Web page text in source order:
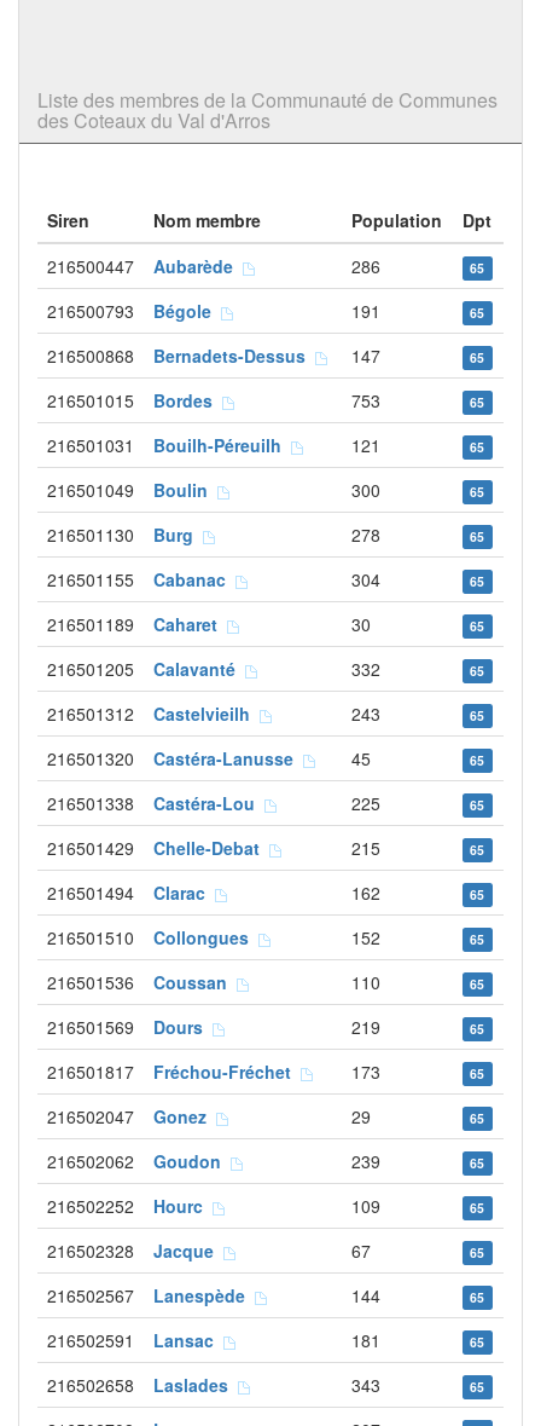
Liste des membres de la Communauté de Communes
des Coteaux du Val d'Arros
Siren Nom membre Population
Dpt
216500447
Aubarède 286 65
216500793 Bégole 191 65
216500868 Bernadets-Dessus 147 65
216501015 Bordes 753 65
216501031 Bouilh-Péreuilh 121 65
216501049 Boulin 300 65
216501130 Burg 278 65
216501155 Cabanac 304 65
216501189 Caharet 30 65
216501205 Calavanté 332 65
216501312 Castelvieilh 243 65
216501320 Castéra-Lanusse 45 65
216501338 Castéra-Lou 225 65
216501429 Chelle-Debat 215 65
216501494 Clarac 162 65
216501510 Collongues 152 65
216501536 Coussan 110 65
216501569 Dours 219 65
216501817 Fréchou-Fréchet 173 65
216502047 Gonez 29 65
216502062 Goudon 239 65
216502252 Hourc 109 65
216502328 Jacque 67 65
216502567 Lanespède 144 65
216502591 Lansac 181 65
216502658 Laslades 343 65